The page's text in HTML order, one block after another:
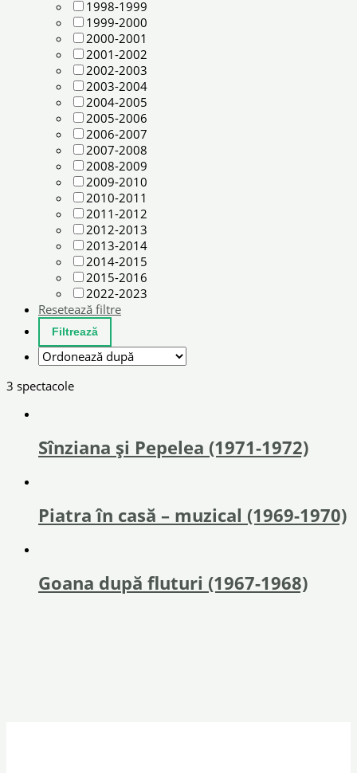
1998-1999
1999-2000
2000-2001
2001-2002
2002-2003
2003-2004
2004-2005
2005-2006
2006-2007
2007-2008
2008-2009
2009-2010
2010-2011
2011-2012
2012-2013
2013-2014
2014-2015
2015-2016
2022-2023
Resetează filtre
3 spectacole
Sînziana și Pepelea (1971-1972)
Piatra în casă – muzical (1969-1970)
Goana după fluturi (1967-1968)